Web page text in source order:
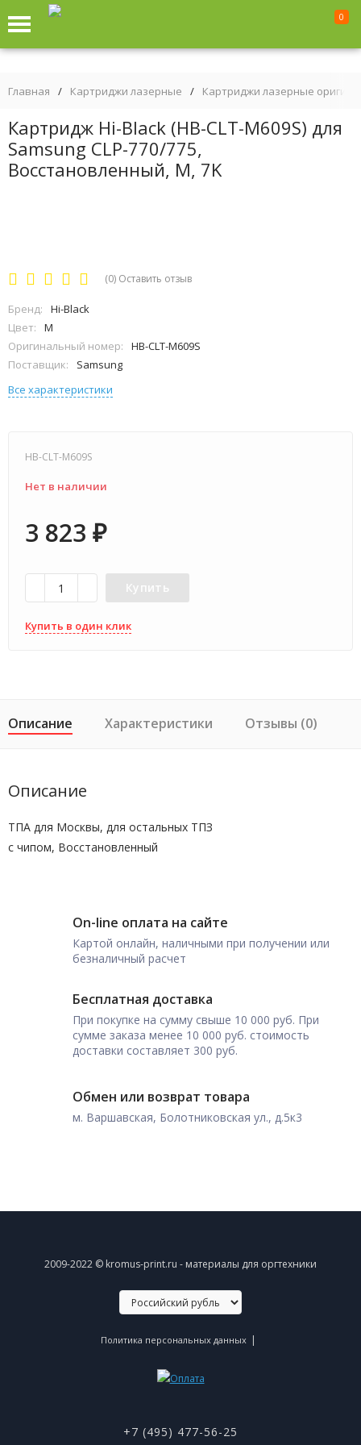
0
Главная / Картриджи лазерные / Картриджи лазерные
Картридж Hi-Black (HB-CLT-M609S) для
Samsung CLP-770/775,
Восстановленный, M, 7K
(0) Оставить отзыв
Бренд:
Hi-Black
Цвет:
M
Оригинальный номер:
HB-CLT-M609S
Поставщик:
Samsung
Все характеристики
HB-CLT-M609S
Нет в наличии
3 823 ₽
Купить
Купить в один клик
Описание Характеристики Отзывы (0)
Описание
ТПА для Москвы, для остальных ТПЗ
с чипом, Восстановленный
On-line оплата на сайте
Картой онлайн, наличными при получении или
безналичный расчет
Бесплатная доставка
При покупке на сумму свыше 10 000 руб. При
сумме заказа менее 10 000 руб. стоимость
доставки составляет 300 руб.
Обмен или возврат товара
м. Варшавская, Болотниковская ул., д.5к3
2009-2022 © kromus-print.ru - материалы для оргтехники
Политика персональных данных |
+7 (495) 477-56-25